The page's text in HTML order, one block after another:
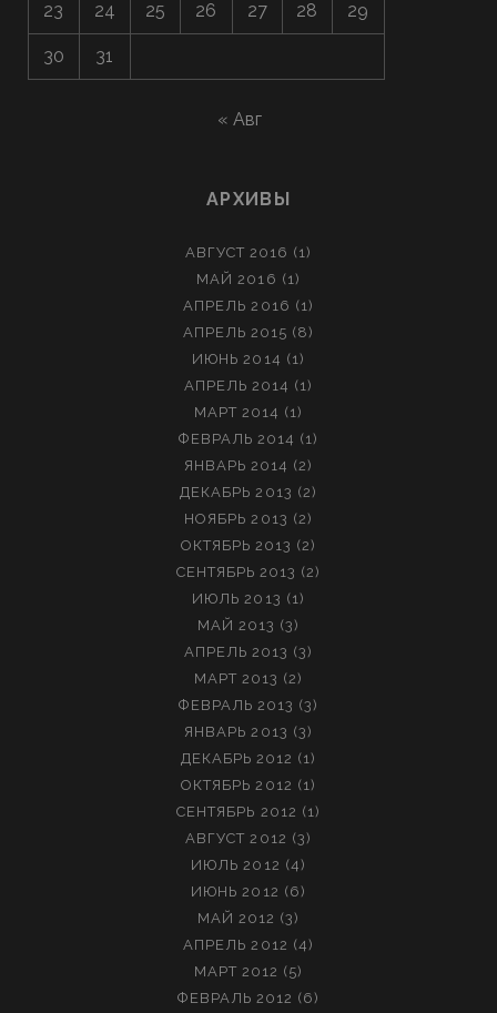
23 24 25 26 27 28 29
30 31
« Авг
АРХИВЫ
АВГУСТ 2016 (1)
МАЙ 2016 (1)
АПРЕЛЬ 2016 (1)
АПРЕЛЬ 2015 (8)
ИЮНЬ 2014 (1)
АПРЕЛЬ 2014 (1)
МАРТ 2014 (1)
ФЕВРАЛЬ 2014 (1)
ЯНВАРЬ 2014 (2)
ДЕКАБРЬ 2013 (2)
НОЯБРЬ 2013 (2)
ОКТЯБРЬ 2013 (2)
СЕНТЯБРЬ 2013 (2)
ИЮЛЬ 2013 (1)
МАЙ 2013 (3)
АПРЕЛЬ 2013 (3)
МАРТ 2013 (2)
ФЕВРАЛЬ 2013 (3)
ЯНВАРЬ 2013 (3)
ДЕКАБРЬ 2012 (1)
ОКТЯБРЬ 2012 (1)
СЕНТЯБРЬ 2012 (1)
АВГУСТ 2012 (3)
ИЮЛЬ 2012 (4)
ИЮНЬ 2012 (6)
МАЙ 2012 (3)
АПРЕЛЬ 2012 (4)
МАРТ 2012 (5)
ФЕВРАЛЬ 2012 (6)